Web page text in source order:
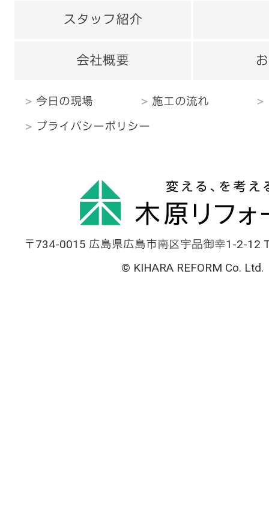
スタッフ紹介
会社概要
今日の現場 施工の流れ
プライバシーポリシー
〒734-0015 広島県広島市南区宇品御幸1-2-12
© KIHARA REFORM Co. Ltd.